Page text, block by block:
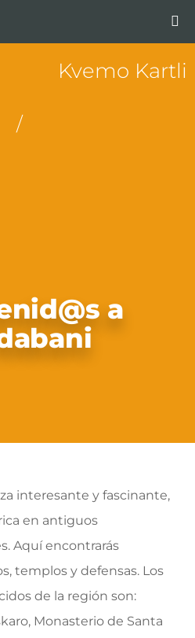
Kvemo Kartli
/
a
interesante y fascinante,
en antiguos
Aquí encontrarás
templos y defensas. Los
de la región son:
Monasterio de Santa